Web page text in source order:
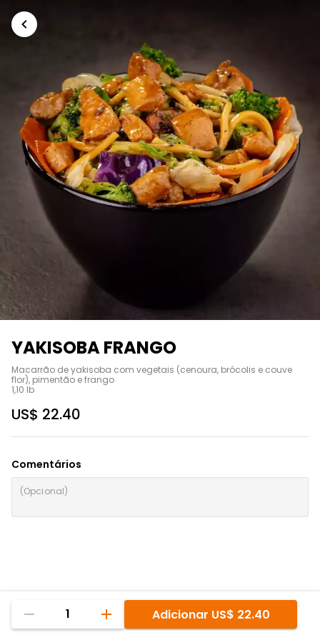
YAKISOBA FRANGO
Macarrão de yakisoba com vegetais (cenoura, brócolis e couve
flor), pimentão e frango
1,10 lb
US$ 22.40
Comentários
1 Adicionar US$ 22.40